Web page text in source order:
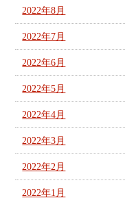
2022年8月
2022年7月
2022年6月
2022年5月
2022年4月
2022年3月
2022年2月
2022年1月